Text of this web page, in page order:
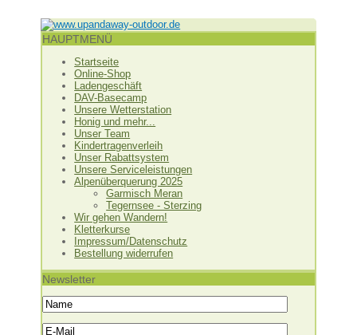
HAUPTMENÜ
Startseite
Online-Shop
Ladengeschäft
DAV-Basecamp
Unsere Wetterstation
Honig und mehr...
Unser Team
Kindertragenverleih
Unser Rabattsystem
Unsere Serviceleistungen
Alpenüberquerung 2025
Garmisch Meran
Tegernsee - Sterzing
Wir gehen Wandern!
Kletterkurse
Impressum/Datenschutz
Bestellung widerrufen
Newsletter